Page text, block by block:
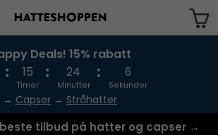
har blitt lagt til i handlekurven
Deals! 15% rabatt
15
Timer
24
Minutter
5
Sekunder
→ Capser → Stråhatter
tilbud på hatter og capser →